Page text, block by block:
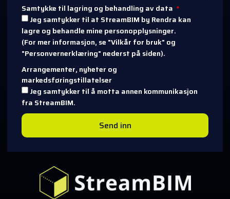
Samtykke til lagring og behandling av data
Jeg samtykker til at StreamBIM by Rendra kan
lagre og behandle mine personopplysninger.
(For mer informasjon, se "Vilkår for bruk" og
"Personvernerklæring" nederst på siden).
Arrangementer, nyheter og
markedsføringstillatelser
Jeg samtykker til å motta annen kommunikasjon
fra StreamBIM.
Send inn